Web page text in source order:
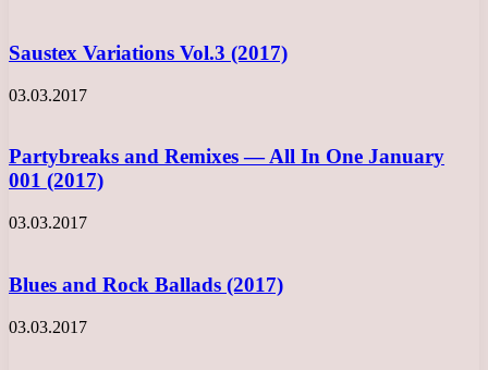
Saustex Variations Vol.3 (2017)
03.03.2017
Partybreaks and Remixes — All In One January
001 (2017)
03.03.2017
Blues and Rock Ballads (2017)
03.03.2017